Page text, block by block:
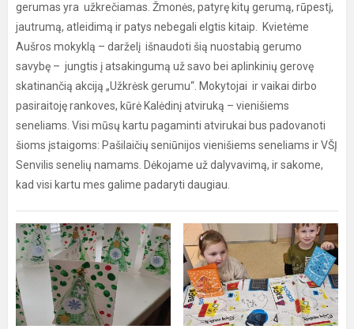
gerumas yra užkrečiamas. Žmonės, patyrę kitų gerumą, rūpestį,
jautrumą, atleidimą ir patys nebegali elgtis kitaip. Kvietėme
Aušros mokyklą – darželį išnaudoti šią nuostabią gerumo
savybę – jungtis į atsakingumą už savo bei aplinkinių gerovę
skatinančią akciją „Užkrėsk gerumu“. Mokytojai ir vaikai dirbo
pasiraitoję rankoves, kūrė Kalėdinį atviruką – vienišiems
seneliams. Visi mūsų kartu pagaminti atvirukai bus padovanoti
šioms įstaigoms: Pašilaičių seniūnijos vienišiems seneliams ir VŠĮ
Senvilis senelių namams. Dėkojame už dalyvavimą, ir sakome,
kad visi kartu mes galime padaryti daugiau.